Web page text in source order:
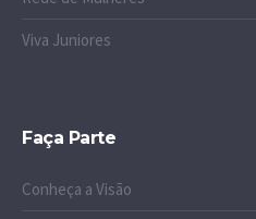
Viva Juniores
Faça Parte
Conheça a Visão